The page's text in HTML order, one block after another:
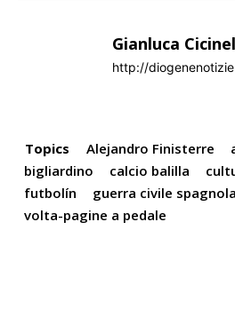
Gianluca
http://
Topics Alejandro Finisterre
bigliardino
calcio balilla
futbolín
guerra civile spagnola
volta-pagine a pedale